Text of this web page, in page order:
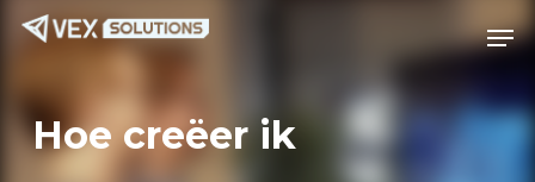
hoofdinhoud
Hoe creëer ik